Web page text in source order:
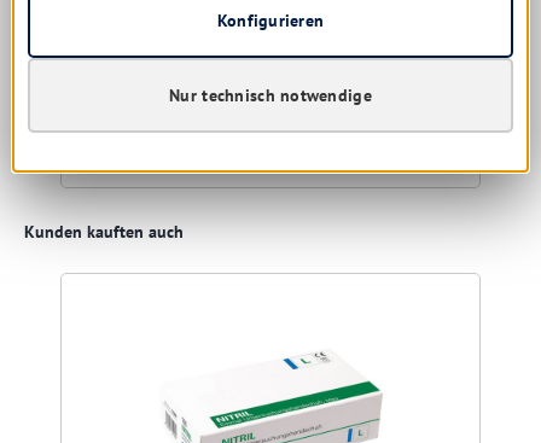
noch 9 verfügbar, Lieferzeit: 1-5 Tage
Produktgalerie überspringen
Kunden kauften auch
Nur technisch notwendige
Konfigurieren